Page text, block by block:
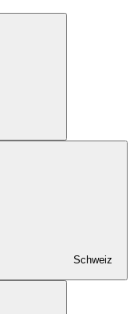
Schweiz